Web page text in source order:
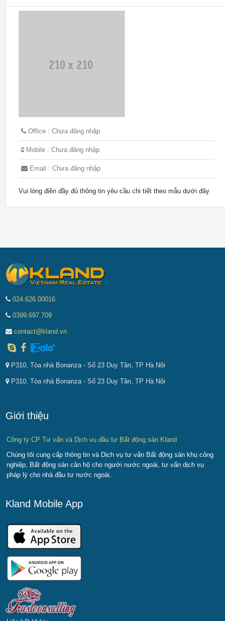
Office : Chưa đăng nhập
Mobile : Chưa đăng nhập
Email : Chưa đăng nhập
Vui lòng điền đầy đủ thông tin yêu cầu chi tiết theo mẫu dưới đây
024.626.00016
0399.697.709
contact@kland.vn
P310, Tòa nhà Bonanza - Số 23 Duy Tân, TP Hà Nội
P310, Tòa nhà Bonanza - Số 23 Duy Tân, TP Hà Nội
Giới thiệu
Công ty CP Tư vấn và Dịch vụ đầu tư Bất động sản Kland
Chúng tôi cung cấp thông tin và Dịch vụ tư vấn Bất động sản khu công
nghiệp, Bất động sản căn hộ cho người nước ngoài, tư vấn dịch vụ
pháp lý cho nhà đầu tư nước ngoài.
Kland Mobile App